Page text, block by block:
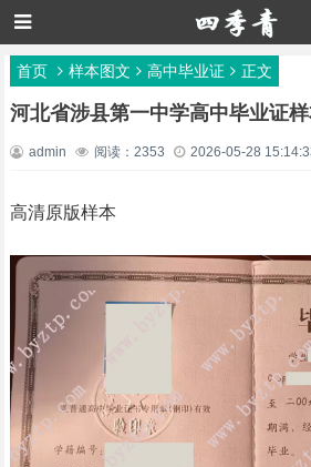
首页 样本图文 高中毕业证 正文
河北省涉县第一中学高中毕业证
admin 阅读：2353 2026-05-28
高清原版样本